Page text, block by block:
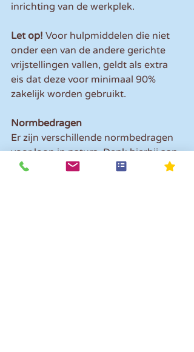
inrichting van de werkplek.
Let op! Voor hulpmiddelen die niet
onder een van de andere gerichte
vrijstellingen vallen, geldt als extra
eis dat deze voor minimaal 90%
zakelijk worden gebruikt.
Normbedragen
Er zijn verschillende normbedragen
voor loon in natura. Denk hierbij aan
huisvesting ter behoorlijke vervulling